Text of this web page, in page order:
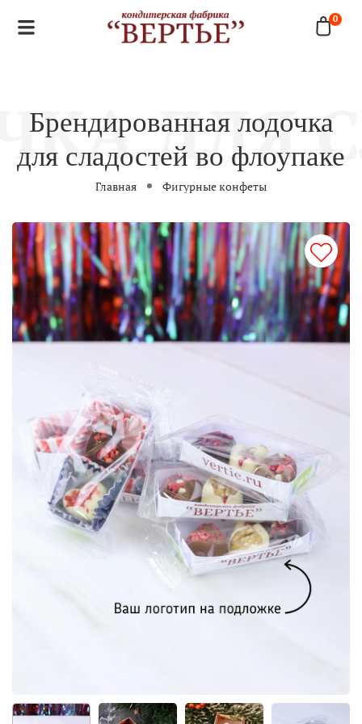
0
Брендированная лодочка
для сладостей во флоупаке
Главная Фигурные конфеты